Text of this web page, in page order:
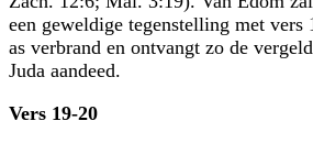
een geweldige tegenstelling met
as verbrand en ontvangt zo de
Juda aandeed.
Vers 19-20